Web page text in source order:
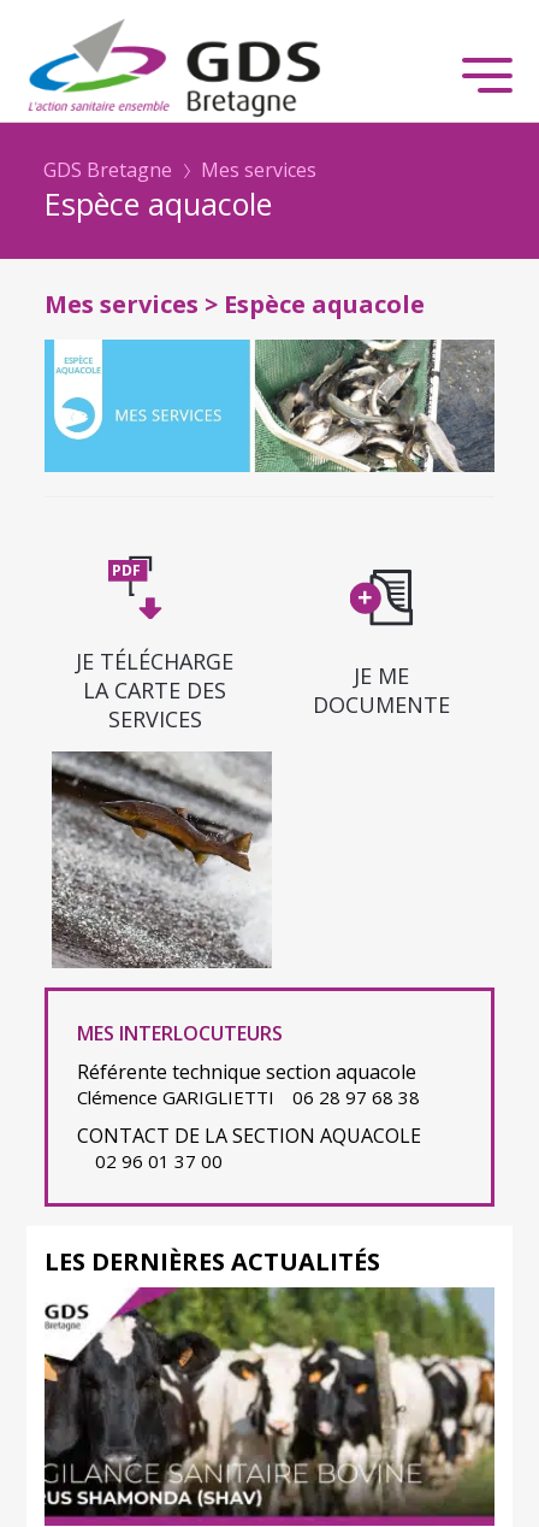
GDS Bretagne Mes services
Espèce aquacole
Mes services > Espèce aquacole
JE TÉLÉCHARGE
LA CARTE DES
SERVICES
JE ME
DOCUMENTE
MES INTERLOCUTEURS
Référente technique section aquacole
Clémence GARIGLIETTI 06 28 97 68 38
CONTACT DE LA SECTION AQUACOLE
02 96 01 37 00
LES DERNIÈRES ACTUALITÉS